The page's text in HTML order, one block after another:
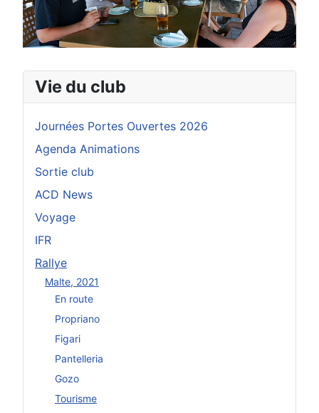
Vie du club
Journées Portes Ouvertes 2026
Agenda Animations
Sortie club
ACD News
Voyage
IFR
Rallye
Malte, 2021
En route
Propriano
Figari
Pantelleria
Gozo
Tourisme